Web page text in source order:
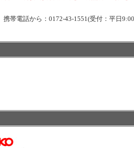
携帯電話から：0172-43-1551(受付：平日